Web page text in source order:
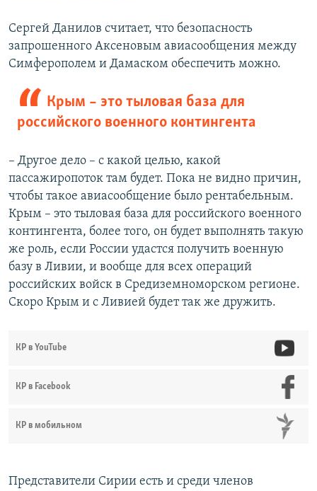
Сергей Данилов считает, что безопасность
запрошенного Аксеновым авиасообщения между
Симферополем и Дамаском обеспечить можно.
Крым – это тыловая база для
российского военного контингента
– Другое дело – с какой целью, какой
пассажиропоток там будет. Пока не видно причин,
чтобы такое авиасообщение было рентабельным.
Крым – это тыловая база для российского военного
контингента, более того, он будет выполнять такую
же роль, если России удастся получить военную
базу в Ливии, и вообще для всех операций
российских войск в Средиземноморском регионе.
Скоро Крым и с Ливией будет так же дружить.
КР в YouTube
КР в Facebook
КР в мобильном
Представители Сирии есть и среди членов